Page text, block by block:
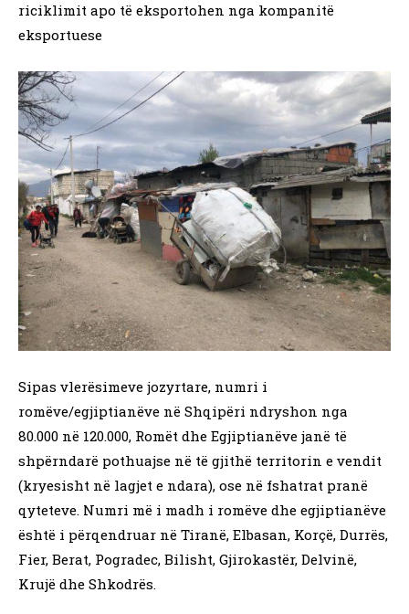
riciklimit apo të eksportohen nga kompanitë
eksportuese
Sipas vlerësimeve jozyrtare, numri i
romëve/egjiptianëve në Shqipëri ndryshon nga
80.000 në 120.000, Romët dhe Egjiptianëve janë të
shpërndarë pothuajse në të gjithë territorin e vendit
(kryesisht në lagjet e ndara), ose në fshatrat pranë
qyteteve. Numri më i madh i romëve dhe egjiptianëve
është i përqendruar në Tiranë, Elbasan, Korçë, Durrës,
Fier, Berat, Pogradec, Bilisht, Gjirokastër, Delvinë,
Krujë dhe Shkodrës.